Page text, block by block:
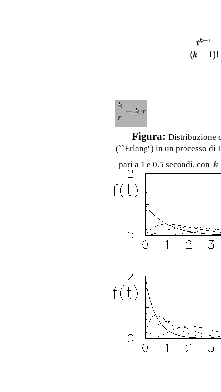
Figura: Distribuzione
(``Erlang'') in un processo di
pari a 1 e 0.5 secondi, con